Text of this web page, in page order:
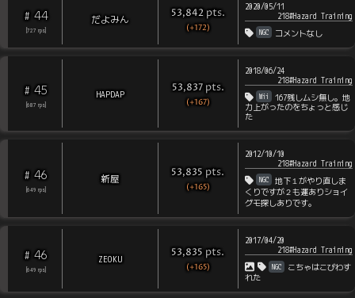
# 44
[727 rps
だよみん 53,842 pts.
(+172)
2020/05/11
218#Hazard Training
NGC コメントなし
# 45
[687 rps
HAPDAP 53,837 pts.
(+167)
2018/06/24
218#Hazard Training
Wii
167残しムシ無し。地
力上がったのをちょっと感じ
た
# 46
[649 rps
新屋 53,835 pts.
(+165)
2012/10/10
218#Hazard Training
NGC
地下１がやり直しま
くりですが２も運ありショイ
グモ探しありです。
# 46
[649 rps
ZEOKU 53,835 pts.
(+165)
2017/04/20
218#Hazard Training
NGC
こちゃはこびわす
れた